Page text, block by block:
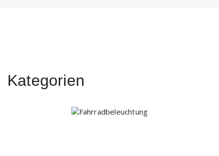
Kategorien